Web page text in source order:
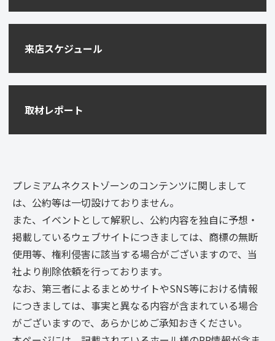
来店スケジュール
取材レポート
プレミアムネクストゾーンのコンテンツに関しまして
は、公約等は一切設けておりません。
また、イベントとして解釈し、公約内容を独自に予想・
掲載しているウェブサイトにつきましては、商標の無断
使用等、権利侵害に該当する場合がございますので、当
社より削除依頼を行っております。
なお、第三者によるまとめサイトやSNS等における情報
につきましては、事実と異なる内容が含まれている場合
がございますので、あらかじめご承知おきください。